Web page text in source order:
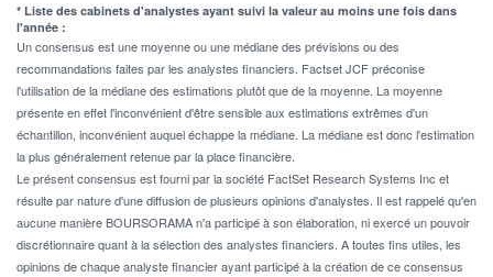
* Liste des cabinets d'analystes ayant suivi la valeur au moins une fois dans
l'année :
Un consensus est une moyenne ou une médiane des prévisions ou des
recommandations faites par les analystes financiers. Factset JCF préconise
l'utilisation de la médiane des estimations plutôt que de la moyenne. La moyenne
présente en effet l'inconvénient d'être sensible aux estimations extrêmes d'un
échantillon, inconvénient auquel échappe la médiane. La médiane est donc l'estimation
la plus généralement retenue par la place financière.
Le présent consensus est fourni par la société FactSet Research Systems Inc et
résulte par nature d'une diffusion de plusieurs opinions d'analystes. Il est rappelé qu'en
aucune manière BOURSORAMA n'a participé à son élaboration, ni exercé un pouvoir
discrétionnaire quant à la sélection des analystes financiers. A toutes fins utiles, les
opinions de chaque analyste financier ayant participé à la création de ce consensus